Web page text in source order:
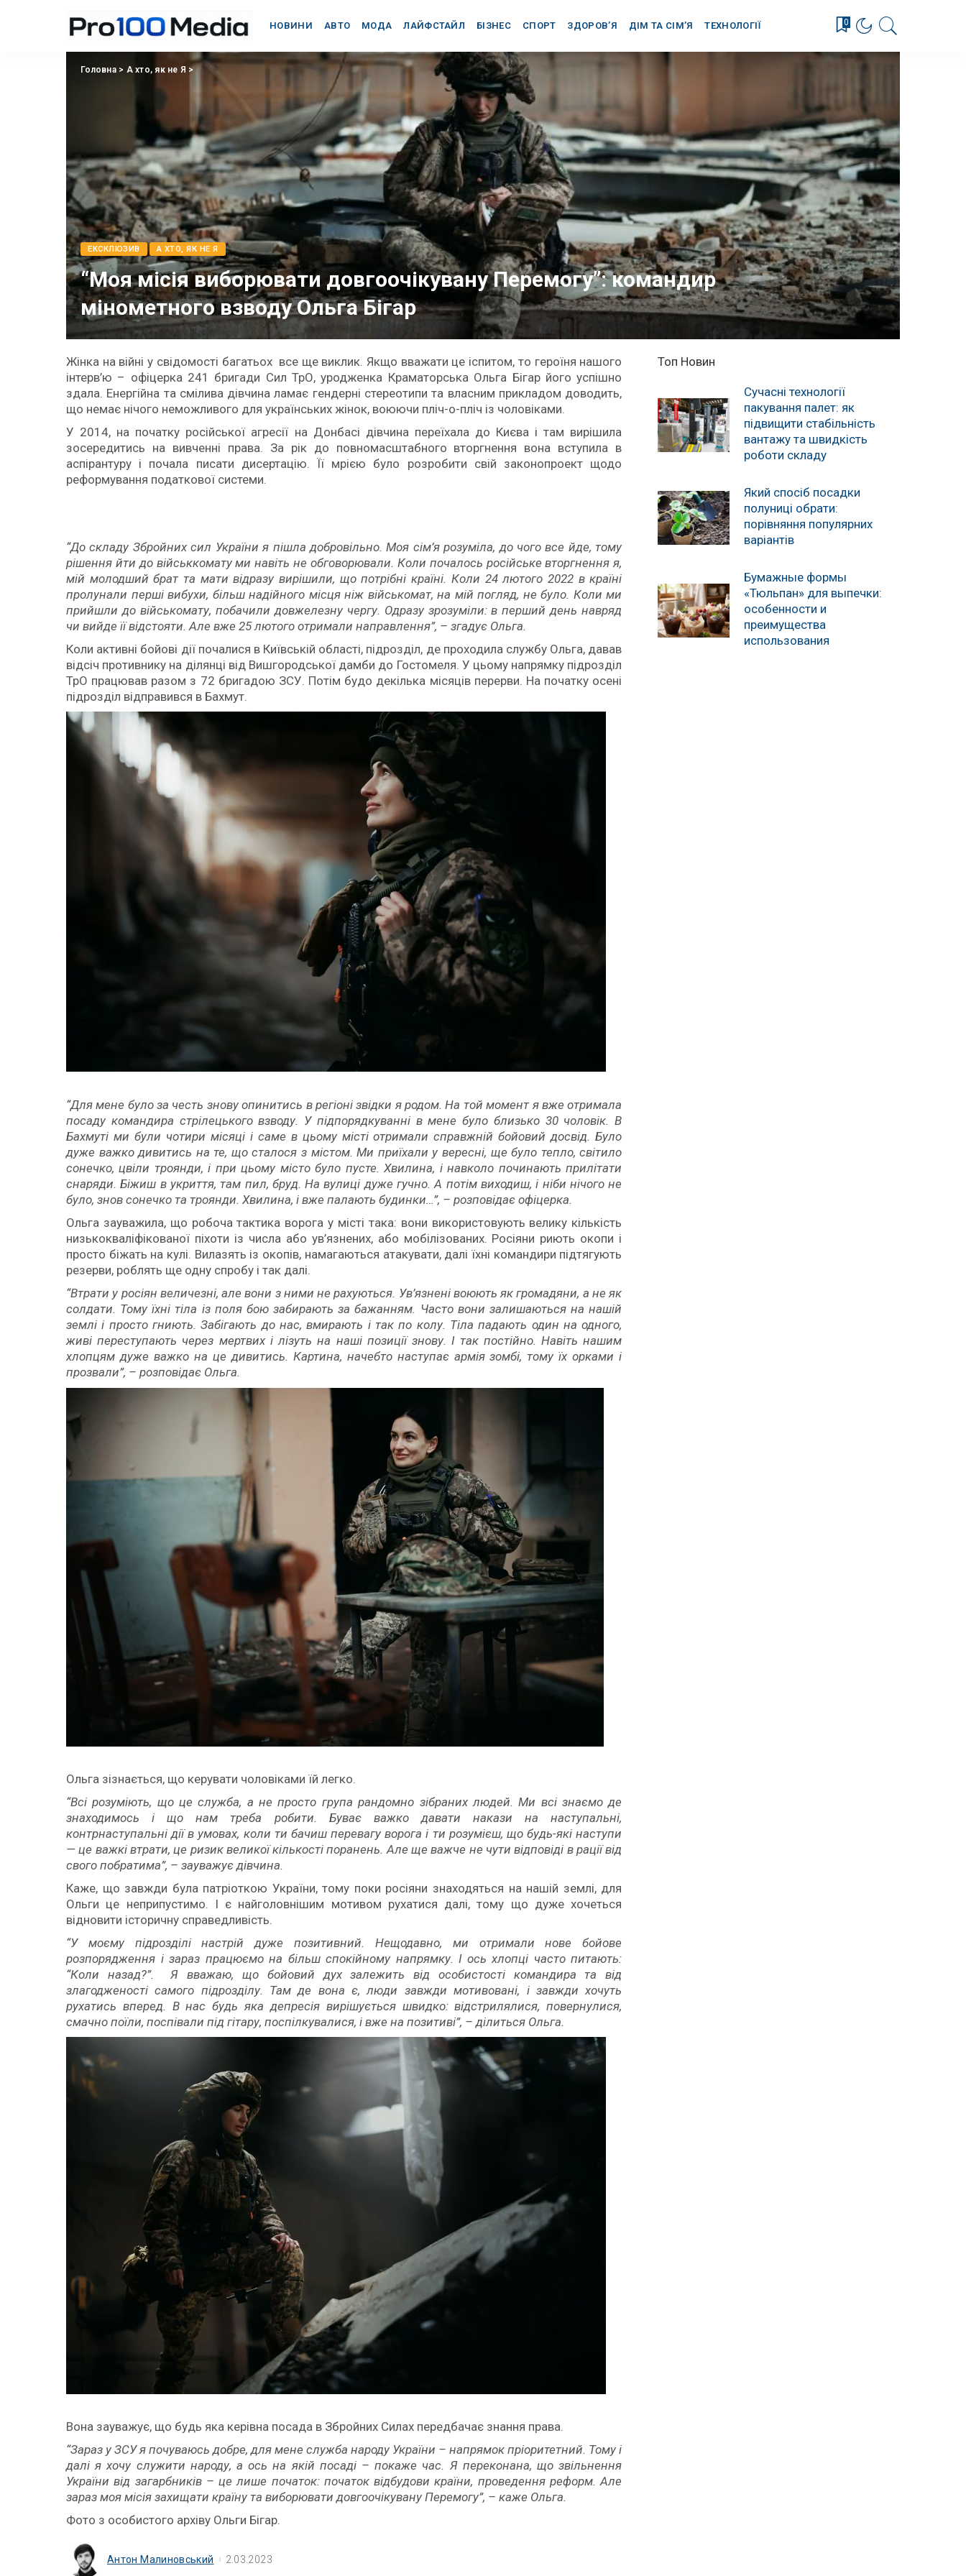
НОВИНИ АВТО МОДА ЛАЙФСТАЙЛ БІЗНЕС СПОРТ ЗДОРОВ’Я ДІМ ТА СІМ’Я ТЕХНОЛОГІЇ 0
Головна> А хто, як не Я >
EКСКЛЮЗИВ А ХТО, ЯК НЕ Я
“Моя місія виборювати довгоочікувану Перемогу”: командир
мінометного взводу Ольга Бігар
Жінка на війні у свідомості багатьох все ще виклик. Якщо вважати це іспитом, то героїня нашого
інтерв’ю – офіцерка 241 бригади Сил ТрО, уродженка Краматорська Ольга Бігар його успішно
здала. Енергійна та смілива дівчина ламає гендерні стереотипи та власним прикладом доводить,
що немає нічого неможливого для українських жінок, воюючи пліч-о-пліч із чоловіками.
У 2014, на початку російської агресії на Донбасі дівчина переїхала до Києва і там вирішила
зосередитись на вивченні права. За рік до повномасштабного вторгнення вона вступила в
аспірантуру і почала писати дисертацію. Її мрією було розробити свій законопроект щодо
реформування податкової системи.
“До складу Збройних сил України я пішла добровільно. Моя сім’я розуміла, до чого все йде, тому
рішення йти до військкомату ми навіть не обговорювали. Коли почалось російське вторгнення я,
мій молодший брат та мати відразу вирішили, що потрібні країні. Коли 24 лютого 2022 в країні
пролунали перші вибухи, більш надійного місця ніж військомат, на мій погляд, не було. Коли ми
прийшли до військомату, побачили довжелезну чергу. Одразу зрозуміли: в перший день навряд
чи вийде її відстояти. Але вже 25 лютого отримали направлення”, – згадує Ольга.
Коли активні бойові дії почалися в Київській області, підрозділ, де проходила службу Ольга, давав
відсіч противнику на ділянці від Вишгородської дамби до Гостомеля. У цьому напрямку підрозділ
ТрО працював разом з 72 бригадою ЗСУ. Потім будо декілька місяців перерви. На початку осені
підрозділ відправився в Бахмут.
“Для мене було за честь знову опинитись в регіоні звідки я родом. На той момент я вже отримала
посаду командира стрілецького взводу. У підпорядкуванні в мене було близько 30 чоловік. В
Бахмуті ми були чотири місяці і саме в цьому місті отримали справжній бойовий досвід. Було
дуже важко дивитись на те, що сталося з містом. Ми приїхали у вересні, ще було тепло, світило
сонечко, цвіли троянди, і при цьому місто було пусте. Хвилина, і навколо починають прилітати
снаряди. Біжиш в укриття, там пил, бруд. На вулиці дуже гучно. А потім виходиш, і ніби нічого не
було, знов сонечко та троянди. Хвилина, і вже палають будинки…”, – розповідає офіцерка.
Ольга зауважила, що робоча тактика ворога у місті така: вони використовують велику кількість
низькокваліфікованої піхоти із числа або ув’язнених, або мобілізованих. Росіяни риють окопи і
просто біжать на кулі. Вилазять із окопів, намагаються атакувати, далі їхні командири підтягують
резерви, роблять ще одну спробу і так далі.
“Втрати у росіян величезні, але вони з ними не рахуються. Ув’язнені воюють як громадяни, а не як
солдати. Тому їхні тіла із поля бою забирають за бажанням. Часто вони залишаються на нашій
землі і просто гниють. Забігають до нас, вмирають і так по колу. Тіла падають один на одного,
живі переступають через мертвих і лізуть на наші позиції знову. І так постійно. Навіть нашим
хлопцям дуже важко на це дивитись. Картина, начебто наступає армія зомбі, тому їх орками і
прозвали”, – розповідає Ольга.
Ольга зізнається, що керувати чоловіками їй легко.
“Всі розуміють, що це служба, а не просто група рандомно зібраних людей. Ми всі знаємо де
знаходимось і що нам треба робити. Буває важко давати накази на наступальні,
контрнаступальні дії в умовах, коли ти бачиш перевагу ворога і ти розумієш, що будь-які наступи
— це важкі втрати, це ризик великої кількості поранень. Але ще важче не чути відповіді в рації від
свого побратима”, – зауважує дівчина.
Каже, що завжди була патріоткою України, тому поки росіяни знаходяться на нашій землі, для
Ольги це неприпустимо. І є найголовнішим мотивом рухатися далі, тому що дуже хочеться
відновити історичну справедливість.
“У моєму підрозділі настрій дуже позитивний. Нещодавно, ми отримали нове бойове
розпорядження і зараз працюємо на більш спокійному напрямку. І ось хлопці часто питають:
“Коли назад?”. Я вважаю, що бойовий дух залежить від особистості командира та від
злагодженості самого підрозділу. Там де вона є, люди завжди мотивовані, і завжди хочуть
рухатись вперед. В нас будь яка депресія вирішується швидко: відстрилялися, повернулися,
смачно поїли, поспівали під гітару, поспілкувалися, і вже на позитиві”, – ділиться Ольга.
Вона зауважує, що будь яка керівна посада в Збройних Силах передбачає знання права.
“Зараз у ЗСУ я почуваюсь добре, для мене служба народу України – напрямок пріоритетний. Тому і
далі я хочу служити народу, а ось на якій посаді – покаже час. Я переконана, що звільнення
України від загарбників – це лише початок: початок відбудови країни, проведення реформ. Але
зараз моя місія захищати країну та виборювати довгоочікувану Перемогу”, – каже Ольга.
Фото з особистого архіву Ольги Бігар.
Антон Малиновський 2.03.2023
Топ Новин
Сучасні технології
пакування палет: як
підвищити стабільність
вантажу та швидкість
роботи складу
Який спосіб посадки
полуниці обрати:
порівняння популярних
варіантів
Бумажные формы
«Тюльпан» для выпечки:
особенности и
преимущества
использования